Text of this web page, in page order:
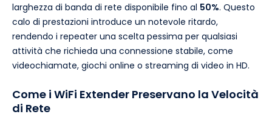
larghezza di banda di rete disponibile fino al 50%. Questo
calo di prestazioni introduce un notevole ritardo,
rendendo i repeater una scelta pessima per qualsiasi
attività che richieda una connessione stabile, come
videochiamate, giochi online o streaming di video in HD.
Come i WiFi Extender Preservano la Velocità
di Rete